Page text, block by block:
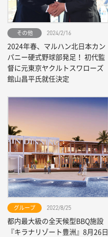
その他 2024/2/16
2024年春、マルハン北日本カン
パニー硬式野球部発足！ 初代監
督に元東京ヤクルトスワローズ
館山昌平氏就任決定
グループ 2022/8/25
都内最大級の全天候型BBQ施設
『キラナリゾート豊洲』8月26日